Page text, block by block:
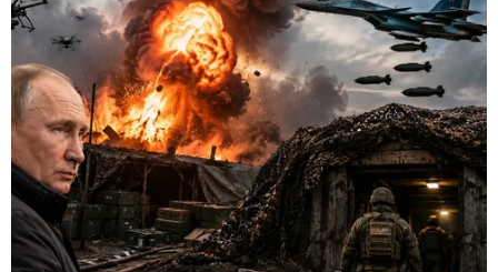
CƠ QUAN CHỦ QUẢN: THÔNG TẤN XÃ VIỆT NAM
Tổng Biên tập: TRẦN TIẾN DUẨN
Phó Tổng Biên tập: NGUYỄN THỊ TÁM, KHÚC THANH
THỦY
Sở hữu trí tuệ
Quy định sử dụng
RSS
Hỗ trợ